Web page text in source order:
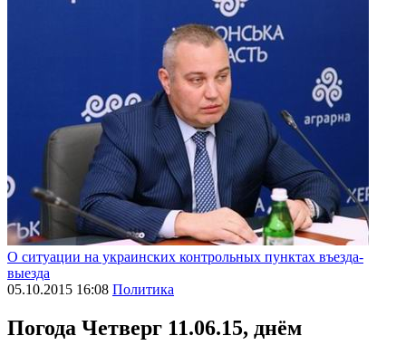
О ситуации на украинских контрольных пунктах въезда-
выезда
05.10.2015 16:08 Политика
Погода Четверг 11.06.15, днём